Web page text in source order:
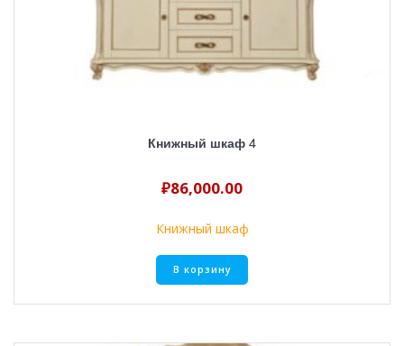
Книжный шкаф 4
₽86,000.00
Книжный шкаф
В корзину